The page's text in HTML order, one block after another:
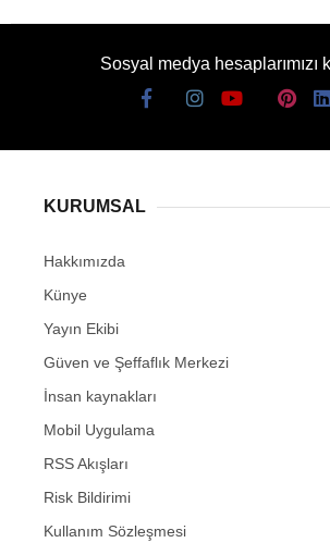
Sosyal medya hesaplarımızı
KURUMSAL
Hakkımızda
Künye
Yayın Ekibi
Güven ve Şeffaflık Merkezi
İnsan kaynakları
Mobil Uygulama
RSS Akışları
Risk Bildirimi
Kullanım Sözleşmesi